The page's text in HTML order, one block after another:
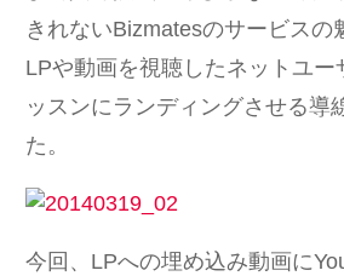
きれないBizmatesのサービスの
LPや動画を視聴したネットユー
ッスンにランディングさせる導
た。
今回、LPへの埋め込み動画に